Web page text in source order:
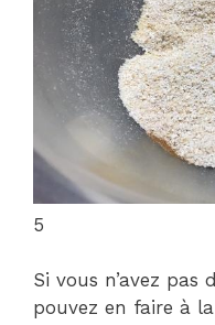
5
Si vous n’avez pas
pouvez en faire à